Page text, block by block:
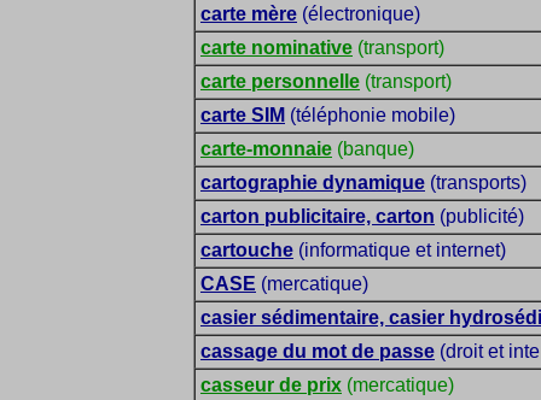
carte mère (électronique)
carte nominative (transport)
carte personnelle (transport)
carte SIM (téléphonie mobile)
carte-monnaie (banque)
cartographie dynamique (transports)
carton publicitaire, carton (publicité)
cartouche (informatique et internet)
CASE (mercatique)
casier sédimentaire, casier
cassage du mot de passe (droit et
casseur de prix (mercatique)